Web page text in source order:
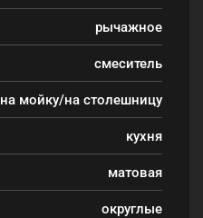
рычажное
смеситель
на мойку/на столешницу
кухня
матовая
округлые